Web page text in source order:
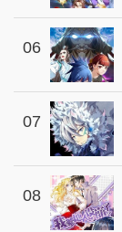
Chapter 451
Chapter 450
Chapter 449
Chapter 448
Chapter 447
Chapter 446
Chapter 445
06
07
08